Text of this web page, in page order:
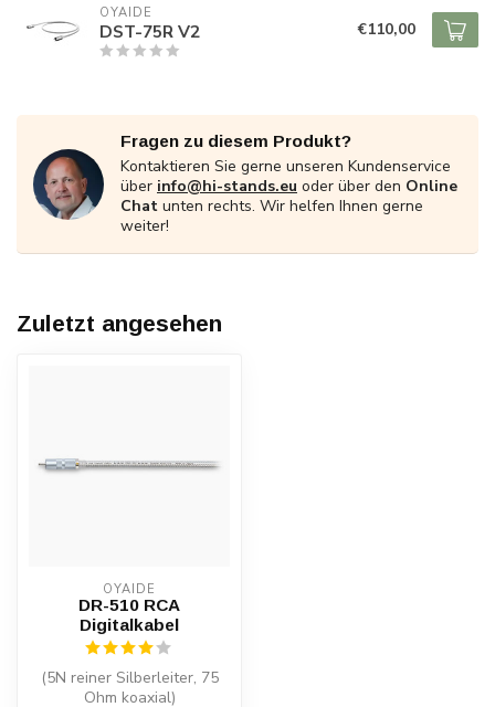
OYAIDE
DST-75R V2 €110,00
Fragen zu diesem Produkt?
Kontaktieren Sie gerne unseren Kundenservice
über info@hi-stands.eu oder über den Online
Chat unten rechts. Wir helfen Ihnen gerne
weiter!
Zuletzt angesehen
OYAIDE
DR-510 RCA
Digitalkabel
(5N reiner Silberleiter, 75
Ohm koaxial)